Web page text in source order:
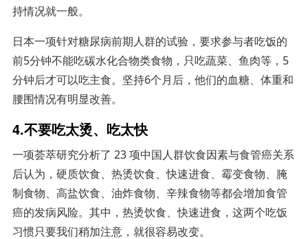
持情况就一般。
日本一项针对糖尿病前期人群的试验，要求参与者吃饭的
前5分钟不能吃碳水化合物类食物，只吃蔬菜、鱼肉等，5
分钟后才可以吃主食。坚持6个月后，他们的血糖、体重和
腰围情况有明显改善。
4.不要吃太烫、吃太快
一项荟萃研究分析了 23 项中国人群饮食因素与食管癌关系
后认为，硬质饮食、热烫饮食、快速进食、霉变食物、腌
制食物、高盐饮食、油炸食物、辛辣食物等都会增加食管
癌的发病风险。其中，热烫饮食、快速进食，这两个吃饭
习惯只要我们稍加注意，就很容易改变。